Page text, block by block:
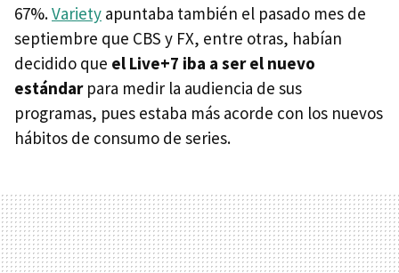
67%.Variety apuntaba también el pasado mes de
septiembre que CBS y FX, entre otras, habían
decidido que el Live+7 iba a ser el nuevo
estándarpara medir la audiencia de sus
programas, pues estaba más acorde con los nuevos
hábitos de consumo de series.